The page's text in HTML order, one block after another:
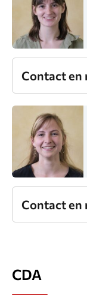
Contact en
Contact en
CDA